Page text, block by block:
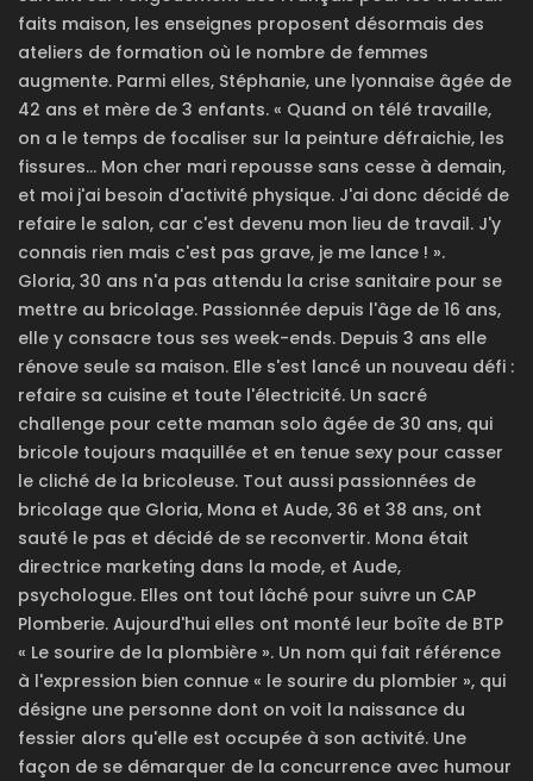
faits maison, les enseignes proposent désormais des
ateliers de formation où le nombre de femmes
augmente. Parmi elles, Stéphanie, une lyonnaise âgée de
42 ans et mère de 3 enfants. « Quand on télé travaille,
on a le temps de focaliser sur la peinture défraichie, les
fissures... Mon cher mari repousse sans cesse à demain,
et moi j'ai besoin d'activité physique. J'ai donc décidé de
refaire le salon, car c'est devenu mon lieu de travail. J'y
connais rien mais c'est pas grave, je me lance ! ».
Gloria, 30 ans n'a pas attendu la crise sanitaire pour se
mettre au bricolage. Passionnée depuis l'âge de 16 ans,
elle y consacre tous ses week-ends. Depuis 3 ans elle
rénove seule sa maison. Elle s'est lancé un nouveau défi :
refaire sa cuisine et toute l'électricité. Un sacré
challenge pour cette maman solo âgée de 30 ans, qui
bricole toujours maquillée et en tenue sexy pour casser
le cliché de la bricoleuse. Tout aussi passionnées de
bricolage que Gloria, Mona et Aude, 36 et 38 ans, ont
sauté le pas et décidé de se reconvertir. Mona était
directrice marketing dans la mode, et Aude,
psychologue. Elles ont tout lâché pour suivre un CAP
Plomberie. Aujourd'hui elles ont monté leur boîte de BTP
« Le sourire de la plombière ». Un nom qui fait référence
à l'expression bien connue « le sourire du plombier », qui
désigne une personne dont on voit la naissance du
fessier alors qu'elle est occupée à son activité. Une
façon de se démarquer de la concurrence avec humour